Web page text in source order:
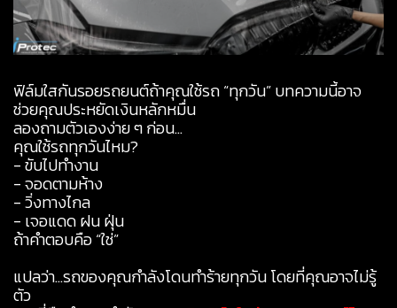
ฟิล์มใสกันรอยรถยนต์ถ้าคุณใช้รถ “ทุกวัน” บทความนี้อาจ
ช่วยคุณประหยัดเงินหลักหมื่น
ลองถามตัวเองง่าย ๆ ก่อน…
คุณใช้รถทุกวันไหม?
- ขับไปทำงาน
- จอดตามห้าง
- วิ่งทางไกล
- เจอแดด ฝน ฝุ่น
ถ้าคำตอบคือ “ใช่”
แปลว่า…รถของคุณกำลังโดนทำร้ายทุกวัน โดยที่คุณอาจไม่รู้
ตัว